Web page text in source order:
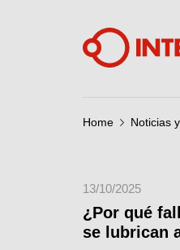
Home Noticias
13/10/2025
¿Por qué
se lubrican